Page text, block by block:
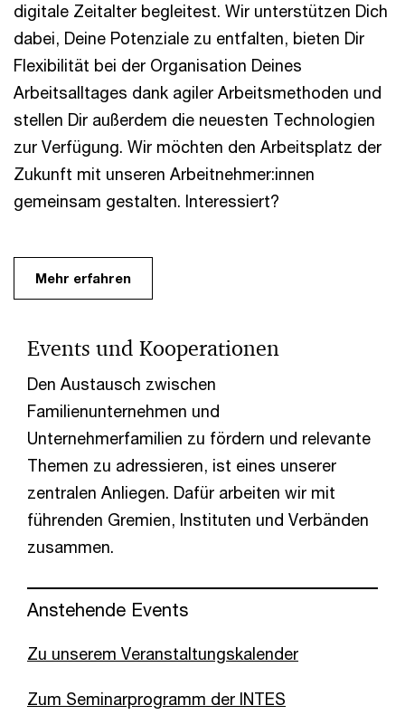
digitale Zeitalter begleitest. Wir unterstützen Dich
dabei, Deine Potenziale zu entfalten, bieten Dir
Flexibilität bei der Organisation Deines
Arbeitsalltages dank agiler Arbeitsmethoden und
stellen Dir außerdem die neuesten Technologien
zur Verfügung. Wir möchten den Arbeitsplatz der
Zukunft mit unseren Arbeitnehmer:innen
gemeinsam gestalten. Interessiert?
Mehr erfahren
Events und Kooperationen
Den Austausch zwischen
Familienunternehmen und
Unternehmerfamilien zu fördern und relevante
Themen zu adressieren, ist eines unserer
zentralen Anliegen. Dafür arbeiten wir mit
führenden Gremien, Instituten und Verbänden
zusammen.
Anstehende Events
Zu unserem Veranstaltungskalender
Zum Seminarprogramm der INTES